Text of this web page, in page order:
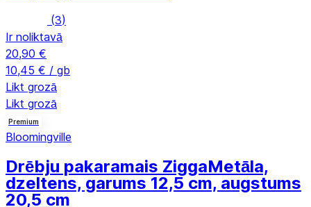
(3)
Ir noliktavā
20,90 €
10,45 € / gb
Likt grozā
Likt grozā
Premium
Bloomingville
Drēbju pakaramais ZiggaMetāla,
dzeltens, garums 12,5 cm, augstums
20,5 cm